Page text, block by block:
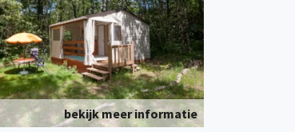
bekijk meer informatie